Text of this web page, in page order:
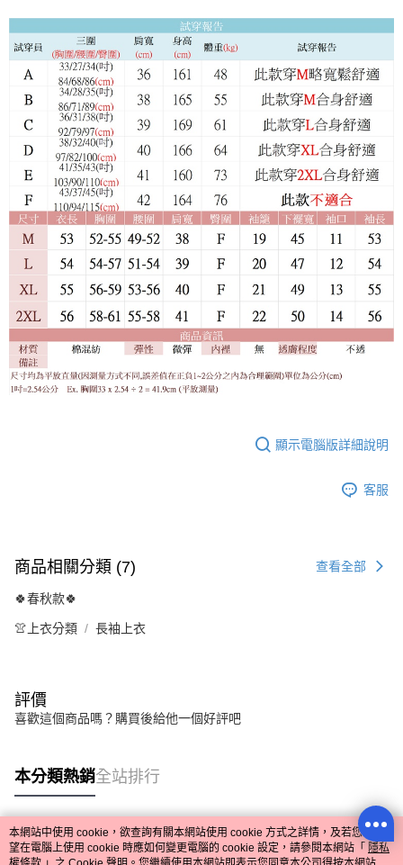
顯示電腦版詳細說明
客服
商品相關分類 (7) 查看全部
🍀春秋款🍀
👚上衣分類 長袖上衣
評價
喜歡這個商品嗎？購買後給他一個好評吧
本分類熱銷全站排行
熱門標籤
本網站中使用 cookie，欲查詢有關本網站使用 cookie 方式之詳情，及若您不希
望在電腦上使用 cookie 時應如何變更電腦的 cookie 設定，請參閱本網站「 隱私